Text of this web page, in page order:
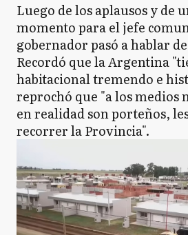
Luego de los aplausos y de
momento para el jefe
gobernador pasó a hablar
Recordó que la Argentina
habitacional tremendo e
reprochó que "a los medios
en realidad son porteños,
recorrer la Provincia".